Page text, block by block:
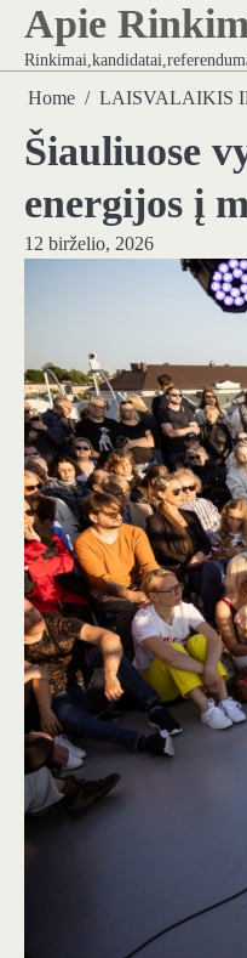
Skip
content
Apie
Home LAISVALAIKIS
Šiauliuose
energijos į
12 birželio, 2026